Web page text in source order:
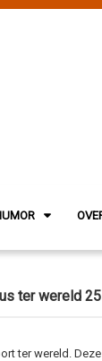
ter wereld
ter wereld.